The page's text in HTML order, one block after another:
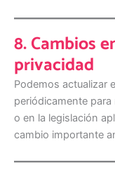
8. Cambios
privacidad
Podemos actualizar
periódicamente
o en la legislación
cambio importante